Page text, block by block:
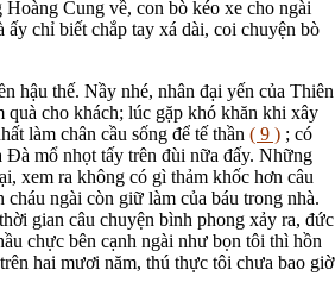
Cung về, con bò kéo xe cho ngài
chỉ biết chắp tay xá dài, coi chuyện bò
hậu thế. Nầy nhé, nhân đại yến của Thiên
quà cho khách; lúc gặp khó khăn khi xây
làm chân cầu sống để tế thần ( 9 ) ; có
Đà mổ nhọt tấy trên đùi nữa đấy. Những
xem ra không có gì thảm khốc hơn câu
ngài còn giữ làm của báu trong nhà.
gian câu chuyện bình phong xảy ra, đức
chực bên cạnh ngài như bọn tôi thì hồn
hai mươi năm, thú thực tôi chưa bao giờ